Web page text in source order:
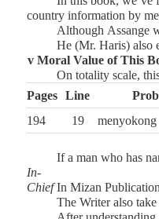
country information by
Although Assange
He (Mr. Haris) also
vMoral Value of This
On totality scale,
Pages Line
194
19 menyokong
If a man who has
In-
Chief In Mizan
The Writer also